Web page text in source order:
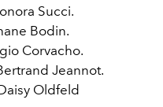
Succi.
Bodin.
Corvacho.
Jeannot.
Oldfeld